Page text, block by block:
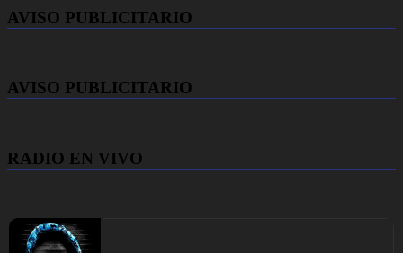
AVISO PUBLICITARIO
AVISO PUBLICITARIO
RADIO EN VIVO